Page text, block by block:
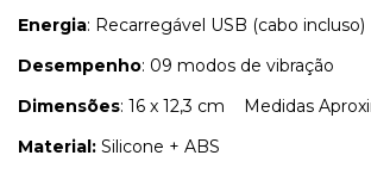
Energia: Recarregável USB (cabo incluso)
Desempenho: 09 modos de vibração
Dimensões: 16 x 12,3 cm Medidas
Material: Silicone + ABS